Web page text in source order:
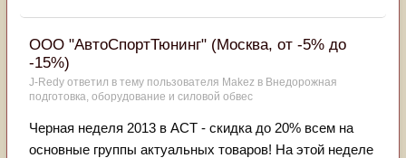
ООО "АвтоСпортТюнинг" (Москва, от -5% до
-15%)
J-Redy ответил в тему пользователя Makez в Внедорожная
подготовка, оборудование и силовой обвес
Черная неделя 2013 в АСТ - скидка до 20% всем на
основные группы актуальных товаров! На этой неделе